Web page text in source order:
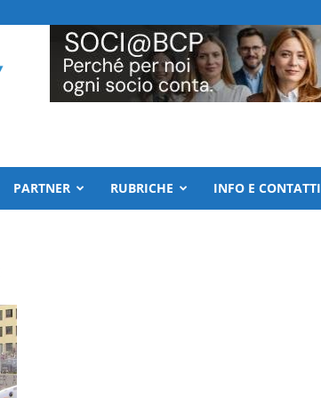
PARTNER RUBRICHE INFO E CONTATTI